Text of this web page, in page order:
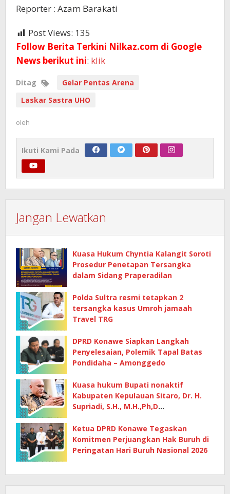
Reporter : Azam Barakati
Post Views: 135
Follow Berita Terkini Nilkaz.com di Google
News berikut ini: klik
Ditag
Gelar Pentas Arena
Laskar Sastra UHO
oleh
Ikuti Kami Pada
Jangan Lewatkan
Kuasa Hukum Chyntia Kalangit Soroti
Prosedur Penetapan Tersangka
dalam Sidang Praperadilan
Polda Sultra resmi tetapkan 2
tersangka kasus Umroh jamaah
Travel TRG
DPRD Konawe Siapkan Langkah
Penyelesaian, Polemik Tapal Batas
Pondidaha – Amonggedo
Kuasa hukum Bupati nonaktif
Kabupaten Kepulauan Sitaro, Dr. H.
Supriadi, S.H., M.H.,Ph,D
kerugian negara
Ketua DPRD Konawe Tegaskan
Komitmen Perjuangkan Hak Buruh di
Peringatan Hari Buruh Nasional 2026